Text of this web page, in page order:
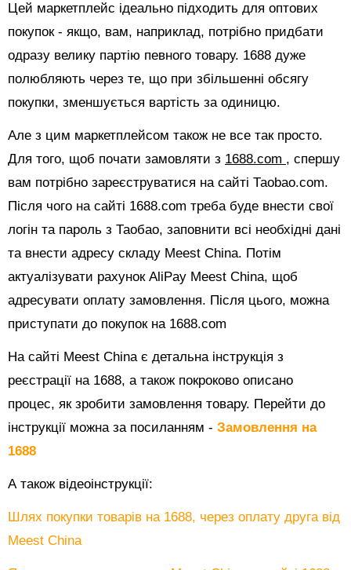
Цей маркетплейс ідеально підходить для оптових
покупок - якщо, вам, наприклад, потрібно придбати
одразу велику партію певного товару. 1688 дуже
полюбляють через те, що при збільшенні обсягу
покупки, зменшується вартість за одиницю.
Але з цим маркетплейсом також не все так просто.
Для того, щоб почати замовляти з 1688.com , спершу
вам потрібно зареєструватися на сайті Таоbао.com.
Після чого на сайті 1688.com треба буде внести свої
логін та пароль з Таобао, заповнити всі необхідні дані
та внести адресу складу Meest China. Потім
актуалізувати рахунок AliPay Meest China, щоб
адресувати оплату замовлення. Після цього, можна
приступати до покупок на 1688.com
На сайті Meest China є детальна інструкція з
реєстрації на 1688, а також покроково описано
процес, як зробити замовлення товару. Перейти до
інструкції можна за посиланням - Замовлення на
1688
А також відеоінструкції:
Шлях покупки товарів на 1688, через оплату друга від
Meest China